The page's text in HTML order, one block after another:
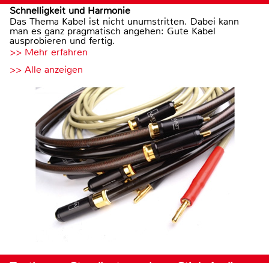
Schnelligkeit und Harmonie
Das Thema Kabel ist nicht unumstritten. Dabei kann
man es ganz pragmatisch angehen: Gute Kabel
ausprobieren und fertig.
>> Mehr erfahren
>> Alle anzeigen